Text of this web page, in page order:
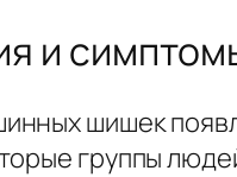
и
шишек
группы